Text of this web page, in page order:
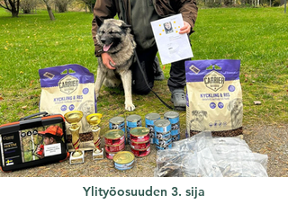
Ylityöosuuden 3. sija